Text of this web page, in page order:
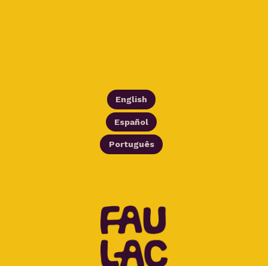
English
Español
Português